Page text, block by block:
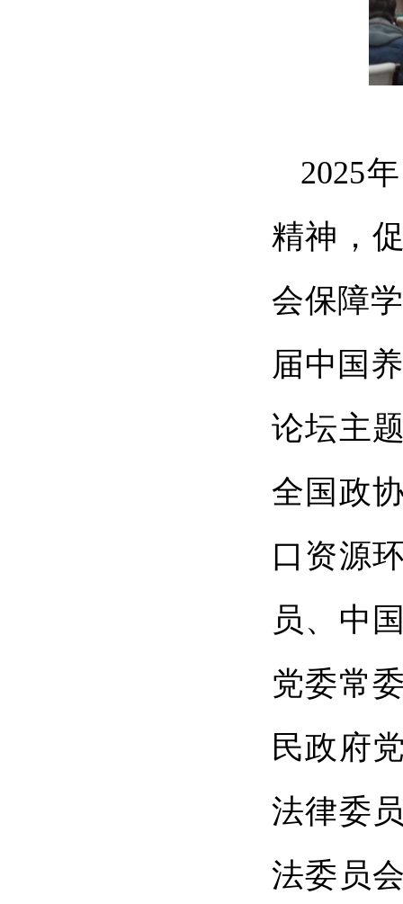
2025
精神，
会保障
届中国
论坛主
全国政
口资源
员、中
党委常
民政府
法律委
法委员